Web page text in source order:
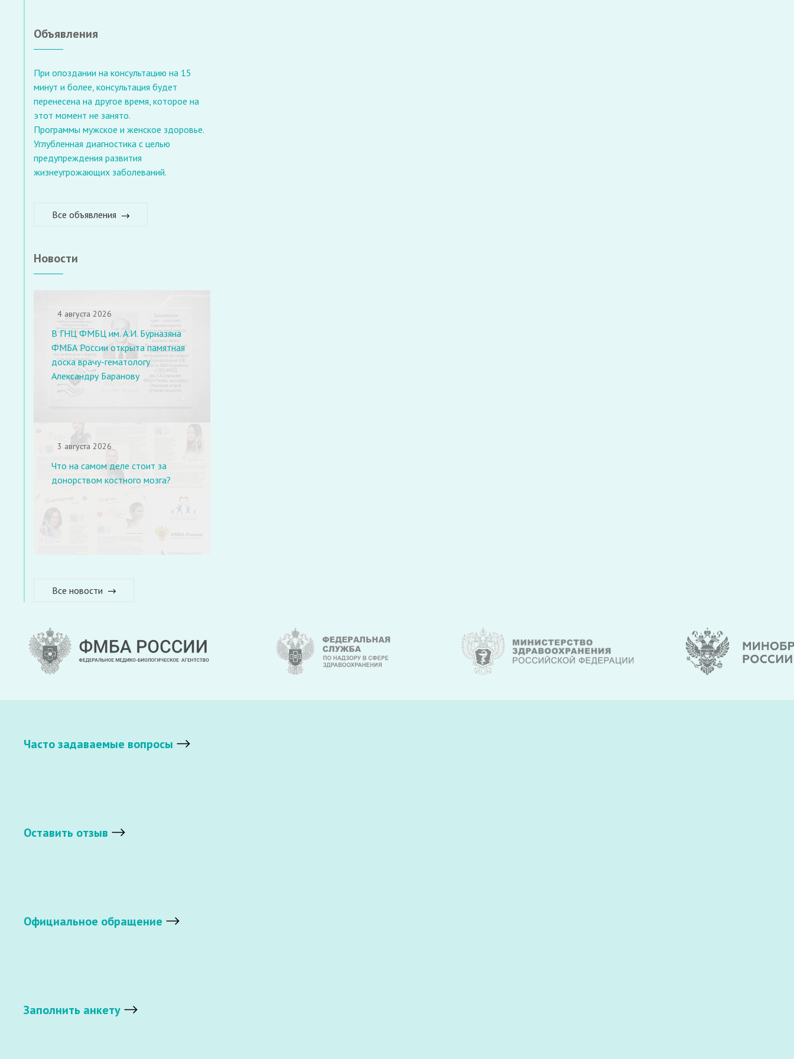
Объявления
При опоздании на консультацию на 15
минут и более, консультация будет
перенесена на другое время, которое на
этот момент не занято.
Программы мужское и женское здоровье.
Углубленная диагностика с целью
предупреждения развития
жизнеугрожающих заболеваний.
Все объявления
Новости
4 августа 2026
В ГНЦ ФМБЦ им. А.И. Бурназяна
ФМБА России открыта памятная
доска врачу-гематологу
Александру Баранову
3 августа 2026
Что на самом деле стоит за
донорством костного мозга?
Все новости
Часто задаваемые вопросы
Оставить отзыв
Официальное обращение
Заполнить анкету